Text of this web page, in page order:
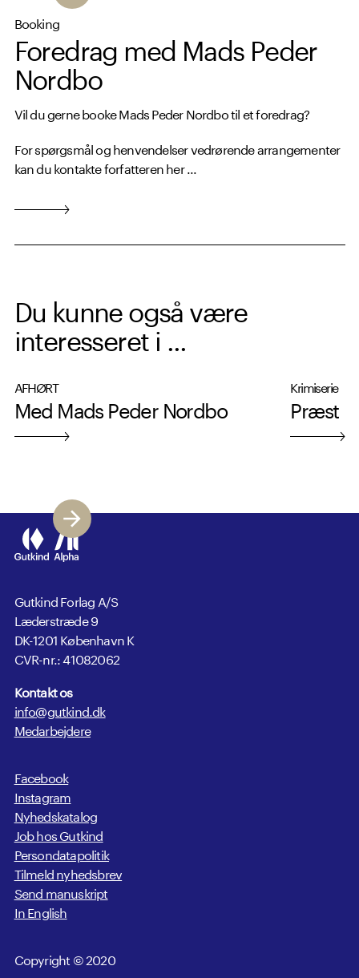
Booking
Foredrag med Mads Peder
Nordbo
Vil du gerne booke Mads Peder Nordbo til et foredrag?
For spørgsmål og henvendelser vedrørende arrangementer
kan du kontakte forfatteren her ...
Du kunne også være
interesseret i ...
AFHØRT
Med Mads Peder Nordbo
Krimiserie
Præst
Gutkind Forlag A/S
Læderstræde 9
DK-1201 København K
CVR-nr.: 41082062
Kontakt os
info@gutkind.dk
Medarbejdere
Facebook
Instagram
Nyhedskatalog
Job hos Gutkind
Persondatapolitik
Tilmeld nyhedsbrev
Send manuskript
In English
Copyright © 2020